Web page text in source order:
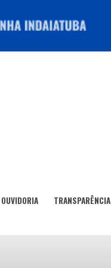
OUVIDORIA TRANSPARÊNCIA